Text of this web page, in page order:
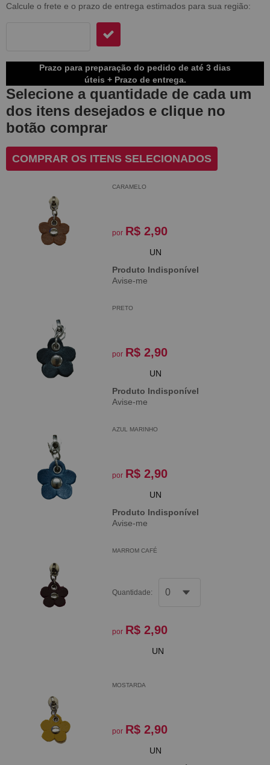
Calcule o frete e o prazo de entrega estimados para sua região:
Prazo para preparação do pedido de até 3 dias
úteis + Prazo de entrega.
Selecione a quantidade de cada um
dos itens desejados e clique no
botão comprar
COMPRAR OS ITENS SELECIONADOS
CARAMELO
por R$ 2,90
UN
Produto Indisponível
Avise-me
PRETO
por R$ 2,90
UN
Produto Indisponível
Avise-me
AZUL MARINHO
por R$ 2,90
UN
Produto Indisponível
Avise-me
MARROM CAFÉ
Quantidade:
por R$ 2,90
UN
MOSTARDA
por R$ 2,90
UN